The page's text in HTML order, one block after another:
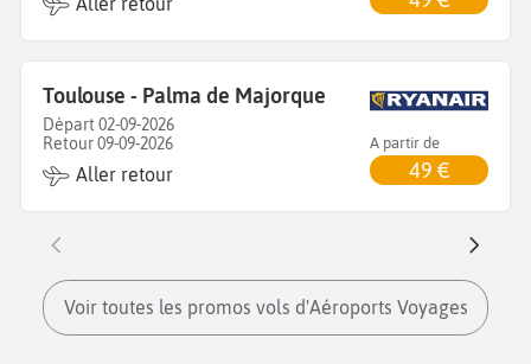
Toulouse - Palma de Majorque
Départ 02-09-2026
Retour 09-09-2026
Aller retour
A partir de
49 €
Voir toutes les promos vols d'Aéroports Voyages